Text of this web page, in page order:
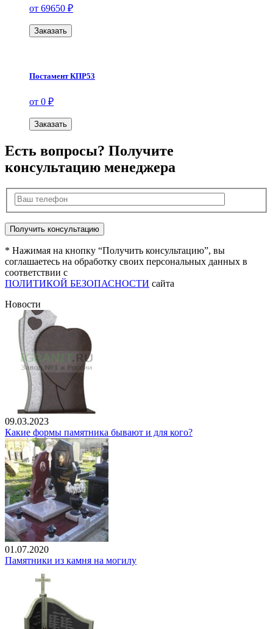
от 69650 ₽
Заказать
Постамент КПР53
от 0 ₽
Заказать
Есть вопросы? Получите
консультацию менеджера
* Нажимая на кнопку “Получить консультацию”, вы
соглашаетесь на обработку своих персональных данных в
соответствии с
ПОЛИТИКОЙ БЕЗОПАСНОСТИ сайта
Новости
09.03.2023
Какие формы памятника бывают и для кого?
01.07.2020
Памятники из камня на могилу